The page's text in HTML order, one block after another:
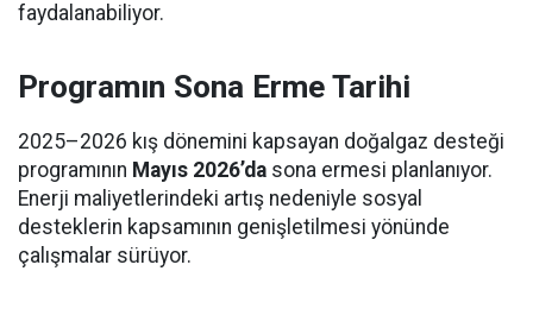
faydalanabiliyor.
Programın Sona Erme Tarihi
2025–2026 kış dönemini kapsayan doğalgaz desteği
programının Mayıs 2026’da sona ermesi planlanıyor.
Enerji maliyetlerindeki artış nedeniyle sosyal
desteklerin kapsamının genişletilmesi yönünde
çalışmalar sürüyor.